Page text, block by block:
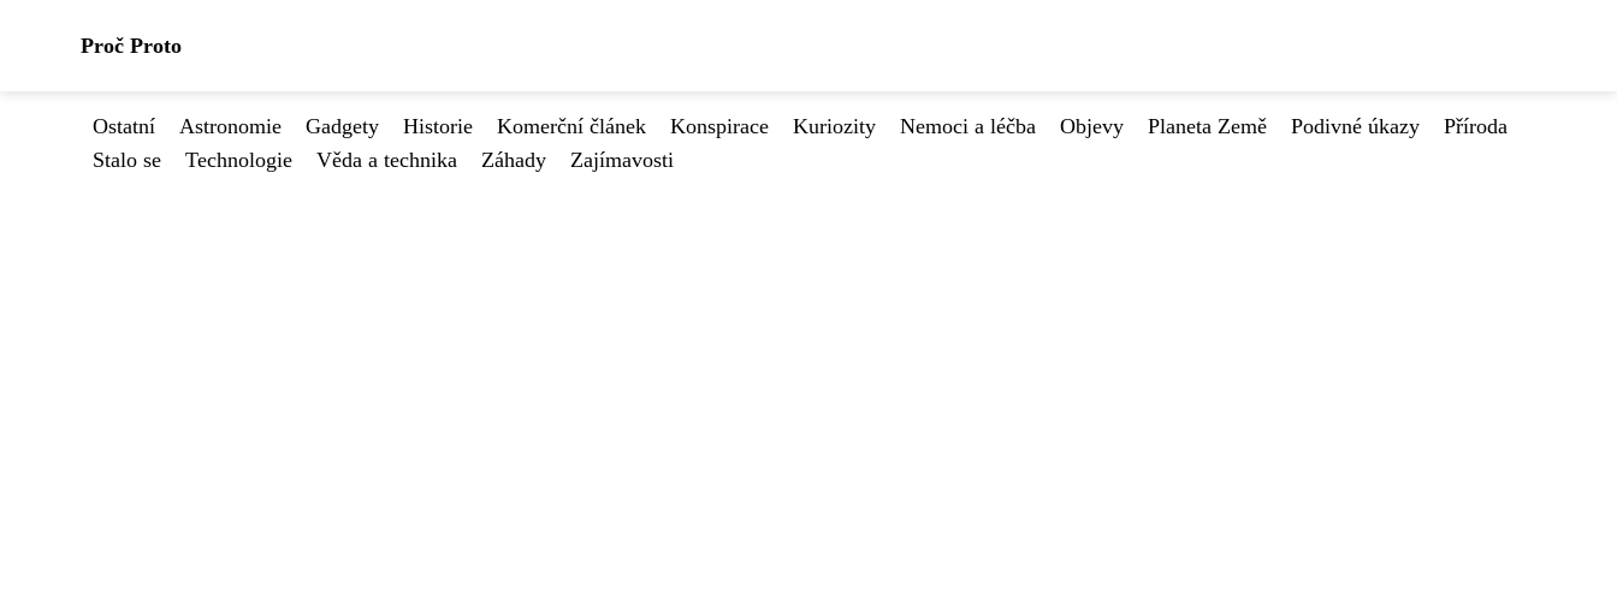
Proč Proto
Ostatní Astronomie Gadgety Historie Komerční článek Konspirace Kuriozity Nemoci a léčba Objevy Planeta Země Podivné úkazy
Příroda
Stalo se
Technologie Věda a technika Záhady Zajímavosti